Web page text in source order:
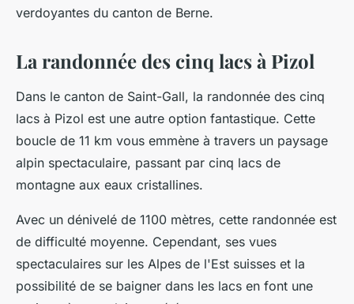
verdoyantes du canton de Berne.
La randonnée des cinq lacs à Pizol
Dans le canton de Saint-Gall, la randonnée des cinq
lacs à Pizol est une autre option fantastique. Cette
boucle de 11 km vous emmène à travers un paysage
alpin spectaculaire, passant par cinq lacs de
montagne aux eaux cristallines.
Avec un dénivelé de 1100 mètres, cette randonnée est
de difficulté moyenne. Cependant, ses vues
spectaculaires sur les Alpes de l'Est suisses et la
possibilité de se baigner dans les lacs en font une